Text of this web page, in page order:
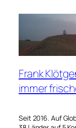
Frank
immer
Seit 2016. Auf